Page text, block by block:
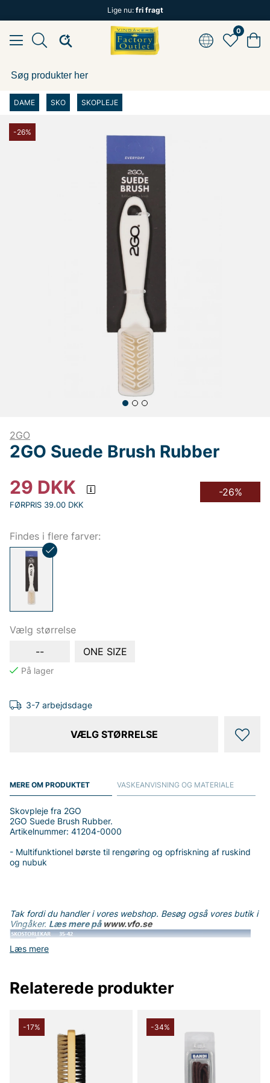
Lige nu: fri fragt
0
DAME SKO SKOPLEJE
-26%
2GO
2GO Suede Brush Rubber
29 DKK
FØRPRIS 39.00 DKK
-26%
Findes i flere farver:
Vælg størrelse
--
ONE SIZE
3-7 arbejdsdage
VÆLG STØRRELSE
MERE OM PRODUKTET
Læs mere
Skovpleje fra 2GO
2GO Suede Brush Rubber.
Artikelnummer: 41204-0000
- Multifunktionel børste til rengøring og opfriskning af ruskind
og nubuk
Tak fordi du handler i vores webshop. Besøg også vores butik i
Vingåker. Læs mere på www.vfo.se
VASKEANVISNING OG MATERIALE
Relaterede produkter
-17% -34%